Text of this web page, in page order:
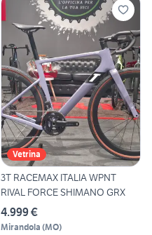
Vetrina
3T RACEMAX ITALIA WPNT
RIVAL FORCE SHIMANO GRX
4.999 €
Mirandola (MO)